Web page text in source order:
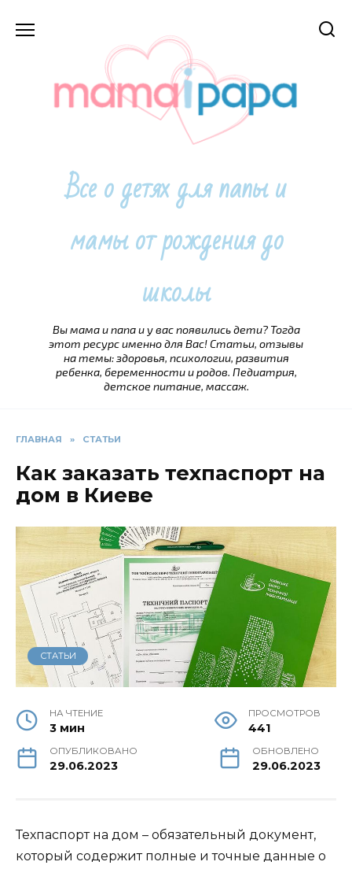
Все о детях для папы и
мамы от рождения до
школы
Вы мама и папа и у вас появились дети? Тогда
этот ресурс именно для Вас! Статьи, отзывы
на темы: здоровья, психологии, развития
ребенка, беременности и родов. Педиатрия,
детское питание, массаж.
ГЛАВНАЯ » СТАТЬИ
Как заказать техпаспорт на
дом в Киеве
СТАТЬИ
НА ЧТЕНИЕ
3 мин
ПРОСМОТРОВ
441
ОПУБЛИКОВАНО
29.06.2023
ОБНОВЛЕНО
29.06.2023
Техпаспорт на дом – обязательный документ,
который содержит полные и точные данные о